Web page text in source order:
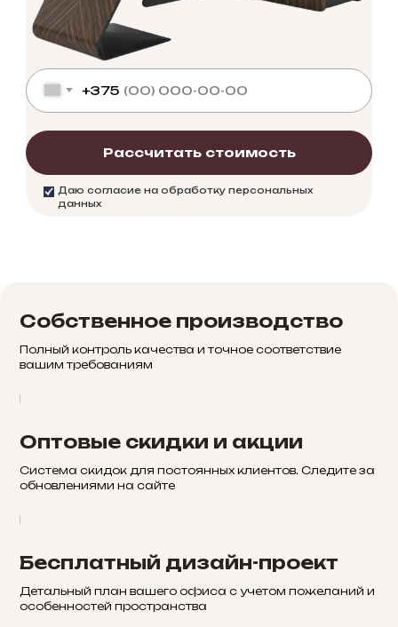
Даю согласие на обработку персональных
данных
+375
Рассчитать стоимость
Собственное производство
Полный контроль качества и точное соответствие
вашим требованиям
Оптовые скидки и акции
Система скидок для постоянных клиентов. Следите за
обновлениями на сайте
Бесплатный дизайн-проект
Детальный план вашего офиса с учетом пожеланий и
особенностей пространства